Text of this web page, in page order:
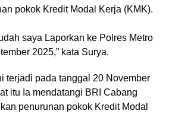
pokok Kredit Modal Kerja (KMK).
saya Laporkan ke Polres Metro
2025,” kata Surya.
terjadi pada tanggal 20 November
itu Ia mendatangi BRI Cabang
penurunan pokok Kredit Modal